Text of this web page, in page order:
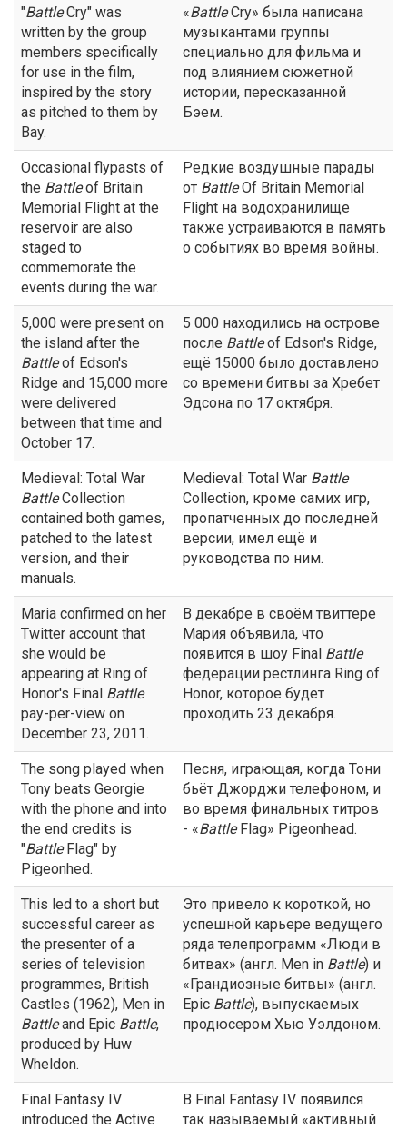
"BattleCry" was
written by the group
members specifically
for use in the film,
inspired by the story
as pitched to them by
Bay.
«BattleCry» была написана
музыкантами группы
специально для фильма и
под влиянием сюжетной
истории, пересказанной
Бэем.
Occasional flypasts of
the Battleof Britain
Memorial Flight at the
reservoir are also
staged to
commemorate the
events during the war.
Редкие воздушные парады
от BattleOf Britain Memorial
Flight на водохранилище
также устраиваются в память
о событиях во время войны.
5,000 were present on
the island after the
Battleof Edson's
Ridge and 15,000 more
were delivered
between that time and
October 17.
5 000 находились на острове
после Battleof Edson's Ridge,
ещё 15000 было доставлено
со времени битвы за Хребет
Эдсона по 17 октября.
Medieval: Total War
BattleCollection
contained both games,
patched to the latest
version, and their
manuals.
Medieval: Total War Battle
Collection, кроме самих игр,
пропатченных до последней
версии, имел ещё и
руководства по ним.
Maria confirmed on her
Twitter account that
she would be
appearing at Ring of
Honor's Final Battle
pay-per-view on
December 23, 2011.
В декабре в своём твиттере
Мария объявила, что
появится в шоу Final Battle
федерации рестлинга Ring of
Honor, которое будет
проходить 23 декабря.
The song played when
Tony beats Georgie
with the phone and into
the end credits is
"BattleFlag" by
Pigeonhed.
Песня, играющая, когда Тони
бьёт Джорджи телефоном, и
во время финальных титров
- «BattleFlag» Pigeonhead.
This led to a short but
successful career as
the presenter of a
series of television
programmes, British
Castles (1962), Men in
Battleand Epic Battle,
produced by Huw
Wheldon.
Это привело к короткой, но
успешной карьере ведущего
ряда телепрограмм «Люди в
битвах» (англ. Men in Battle) и
«Грандиозные битвы» (англ.
Epic Battle), выпускаемых
продюсером Хью Уэлдоном.
Final Fantasy IV
introduced the Active
В Final Fantasy IV появился
так называемый «активный